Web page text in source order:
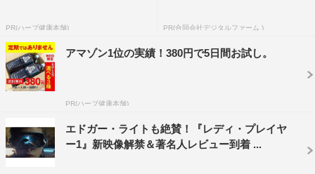
「チャイルド・プレイ～チャッキーの狂気病棟～ ブルー
レイ＋DVDセット」
※レンタル同時リリース
価格：3,990円（税抜）
特典：未公開シーン集、Inside the Insanity of Cult of
Chucky（原題）、Good Guy Bad: The Incarnations of
Chucky（原題）、The Dollhouse（原題）
PR(ハーブ健康本舗) PR(合同会社デジタルファーム )
アマゾン1位の実績！380円で5日間お試し。
PR(ハーブ健康本舗)
エドガー・ライトも絶賛！『レディ・プレイヤ
ー1』新映像解禁＆著名人レビュー到着 ...